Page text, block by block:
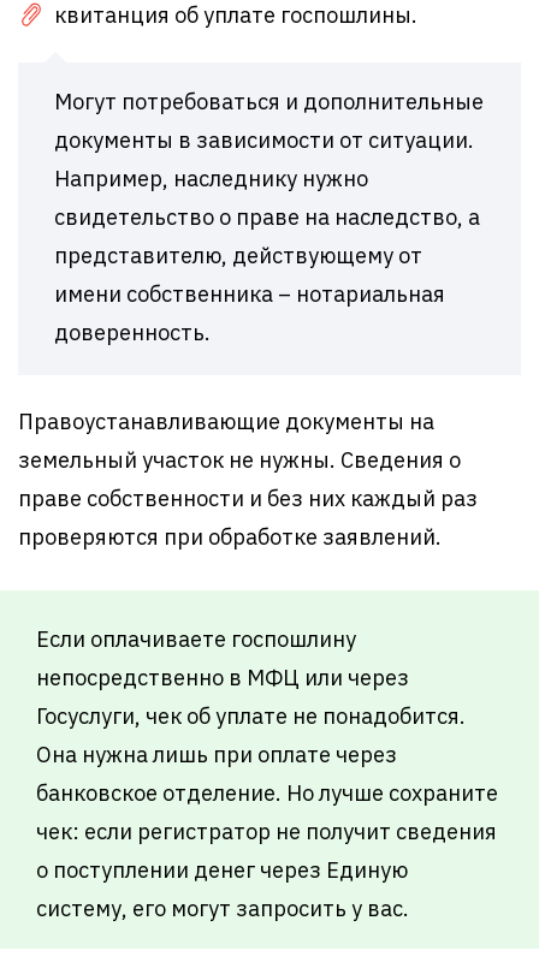
квитанция об уплате госпошлины.
Могут потребоваться и дополнительные
документы в зависимости от ситуации.
Например, наследнику нужно
свидетельство о праве на наследство, а
представителю, действующему от
имени собственника – нотариальная
доверенность.
Правоустанавливающие документы на
земельный участок не нужны. Сведения о
праве собственности и без них каждый раз
проверяются при обработке заявлений.
Если оплачиваете госпошлину
непосредственно в МФЦ или через
Госуслуги, чек об уплате не понадобится.
Она нужна лишь при оплате через
банковское отделение. Но лучше сохраните
чек: если регистратор не получит сведения
о поступлении денег через Единую
систему, его могут запросить у вас.